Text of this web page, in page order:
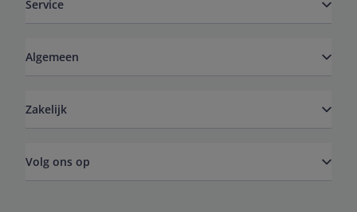
Service
Algemeen
Zakelijk
Volg ons op